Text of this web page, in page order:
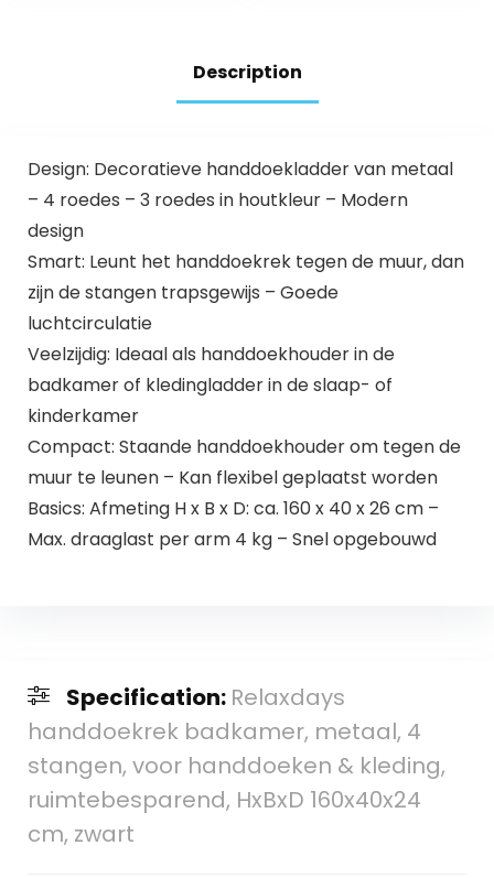
Automatische
Uitschakeling,
Compact en
Description
Design: Decoratieve handdoekladder van metaal
– 4 roedes – 3 roedes in houtkleur – Modern
design
Smart: Leunt het handdoekrek tegen de muur, dan
zijn de stangen trapsgewijs – Goede
luchtcirculatie
Veelzijdig: Ideaal als handdoekhouder in de
badkamer of kledingladder in de slaap- of
kinderkamer
Compact: Staande handdoekhouder om tegen de
muur te leunen – Kan flexibel geplaatst worden
Basics: Afmeting H x B x D: ca. 160 x 40 x 26 cm –
Max. draaglast per arm 4 kg – Snel opgebouwd
Specification: Relaxdays
handdoekrek badkamer, metaal, 4
stangen, voor handdoeken & kleding,
ruimtebesparend, HxBxD 160x40x24
cm, zwart